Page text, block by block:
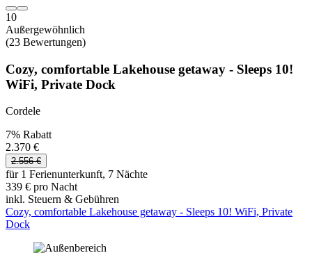
10
Außergewöhnlich
(23 Bewertungen)
Cozy, comfortable Lakehouse getaway - Sleeps 10!
WiFi, Private Dock
Cordele
7% Rabatt
2.370 €
2.556 €
für 1 Ferienunterkunft, 7 Nächte
339 € pro Nacht
inkl. Steuern & Gebühren
Cozy, comfortable Lakehouse getaway - Sleeps 10! WiFi, Private
Dock